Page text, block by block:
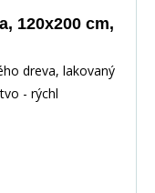
120x200 cm,
dreva, lakovaný
- rýchl